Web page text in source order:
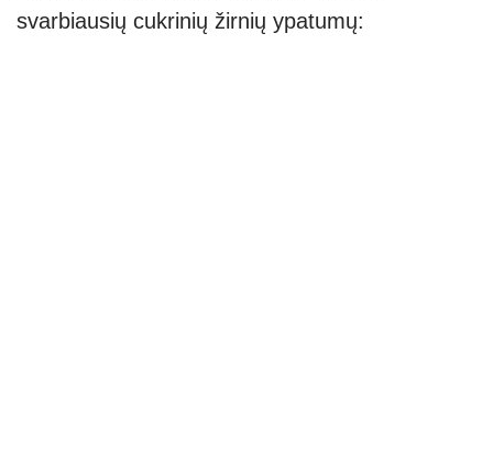
svarbiausių cukrinių žirnių ypatumų: